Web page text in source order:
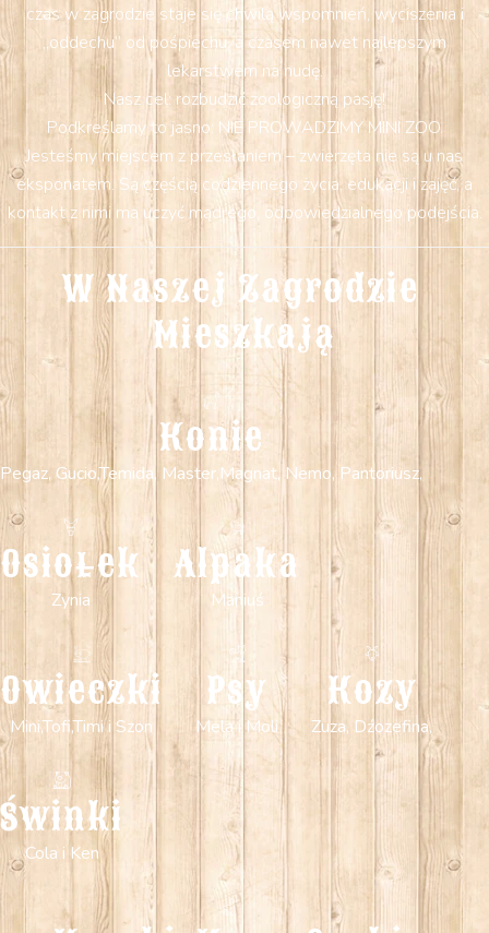
czas w zagrodzie staje się chwilą wspomnień, wyciszenia i
„oddechu” od pośpiechu, a czasem nawet najlepszym
lekarstwem na nudę.
Nasz cel: rozbudzić zoologiczną pasję!
Podkreślamy to jasno: NIE PROWADZIMY MINI ZOO.
Jesteśmy miejscem z przesłaniem – zwierzęta nie są u nas
eksponatem. Są częścią codziennego życia, edukacji i zajęć, a
kontakt z nimi ma uczyć mądrego, odpowiedzialnego podejścia.
W Naszej Zagrodzie
Mieszkają
Konie
Pegaz, Gucio,Temida, Master,Magnat, Nemo, Pantoriusz,
Osiołek
Zynia
Alpaka
Maniuś
Owieczki
Mini,Tofi,Timi i Szon
Psy
Mela i Moli
Kozy
Zuza, Dźozefina,
Świnki
Cola i Ken